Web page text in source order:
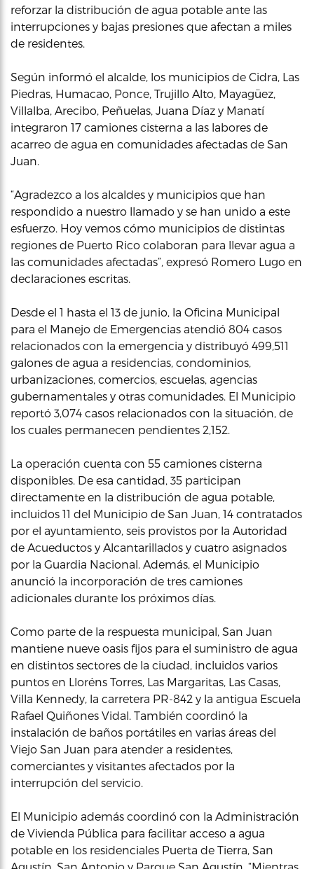
reforzar la distribución de agua potable ante las
interrupciones y bajas presiones que afectan a miles
de residentes.
Según informó el alcalde, los municipios de Cidra, Las
Piedras, Humacao, Ponce, Trujillo Alto, Mayagüez,
Villalba, Arecibo, Peñuelas, Juana Díaz y Manatí
integraron 17 camiones cisterna a las labores de
acarreo de agua en comunidades afectadas de San
Juan.
“Agradezco a los alcaldes y municipios que han
respondido a nuestro llamado y se han unido a este
esfuerzo. Hoy vemos cómo municipios de distintas
regiones de Puerto Rico colaboran para llevar agua a
las comunidades afectadas”, expresó Romero Lugo en
declaraciones escritas.
Desde el 1 hasta el 13 de junio, la Oficina Municipal
para el Manejo de Emergencias atendió 804 casos
relacionados con la emergencia y distribuyó 499,511
galones de agua a residencias, condominios,
urbanizaciones, comercios, escuelas, agencias
gubernamentales y otras comunidades. El Municipio
reportó 3,074 casos relacionados con la situación, de
los cuales permanecen pendientes 2,152.
La operación cuenta con 55 camiones cisterna
disponibles. De esa cantidad, 35 participan
directamente en la distribución de agua potable,
incluidos 11 del Municipio de San Juan, 14 contratados
por el ayuntamiento, seis provistos por la Autoridad
de Acueductos y Alcantarillados y cuatro asignados
por la Guardia Nacional. Además, el Municipio
anunció la incorporación de tres camiones
adicionales durante los próximos días.
Como parte de la respuesta municipal, San Juan
mantiene nueve oasis fijos para el suministro de agua
en distintos sectores de la ciudad, incluidos varios
puntos en Lloréns Torres, Las Margaritas, Las Casas,
Villa Kennedy, la carretera PR-842 y la antigua Escuela
Rafael Quiñones Vidal. También coordinó la
instalación de baños portátiles en varias áreas del
Viejo San Juan para atender a residentes,
comerciantes y visitantes afectados por la
interrupción del servicio.
El Municipio además coordinó con la Administración
de Vivienda Pública para facilitar acceso a agua
potable en los residenciales Puerta de Tierra, San